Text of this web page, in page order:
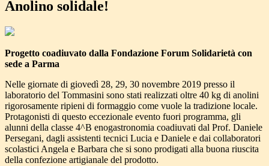
Anolino solidale!
Progetto coadiuvato dalla Fondazione Forum Solidarietà con
sede a Parma
Nelle giornate di giovedì 28, 29, 30 novembre 2019 presso il
laboratorio del Tommasini sono stati realizzati oltre 40 kg di anolini
rigorosamente ripieni di formaggio come vuole la tradizione locale.
Protagonisti di questo eccezionale evento fuori programma, gli
alunni della classe 4^B enogastronomia coadiuvati dal Prof. Daniele
Persegani, dagli assistenti tecnici Lucia e Daniele e dai collaboratori
scolastici Angela e Barbara che si sono prodigati alla buona riuscita
della confezione artigianale del prodotto.